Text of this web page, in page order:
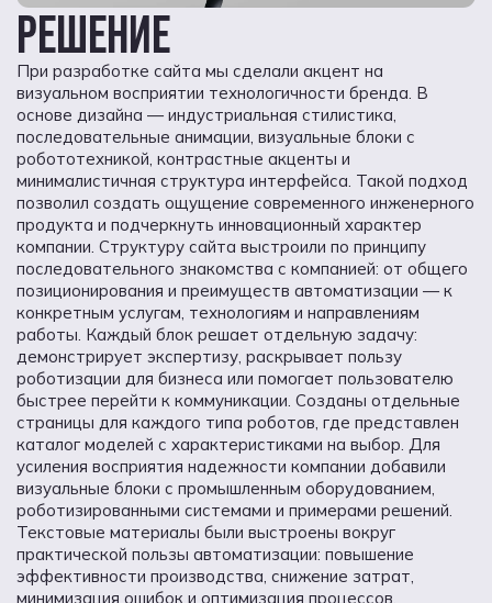
РЕШЕНИЕ
При разработке сайта мы сделали акцент на
визуальном восприятии технологичности бренда. В
основе дизайна — индустриальная стилистика,
последовательные анимации, визуальные блоки с
робототехникой, контрастные акценты и
минималистичная структура интерфейса. Такой подход
позволил создать ощущение современного инженерного
продукта и подчеркнуть инновационный характер
компании. Структуру сайта выстроили по принципу
последовательного знакомства с компанией: от общего
позиционирования и преимуществ автоматизации — к
конкретным услугам, технологиям и направлениям
работы. Каждый блок решает отдельную задачу:
демонстрирует экспертизу, раскрывает пользу
роботизации для бизнеса или помогает пользователю
быстрее перейти к коммуникации. Созданы отдельные
страницы для каждого типа роботов, где представлен
каталог моделей с характеристиками на выбор. Для
усиления восприятия надежности компании добавили
визуальные блоки с промышленным оборудованием,
роботизированными системами и примерами решений.
Текстовые материалы были выстроены вокруг
практической пользы автоматизации: повышение
эффективности производства, снижение затрат,
минимизация ошибок и оптимизация процессов.